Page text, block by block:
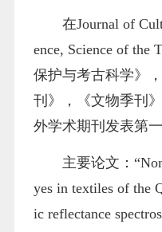
在Journal of
ence, Science of the
保护与考古科学》
刊》，《文物季刊
外学术期刊发表第
主要论文：
yes in textiles of the
ic reflectance